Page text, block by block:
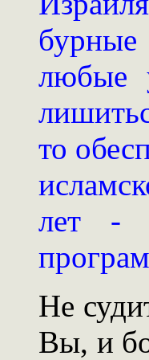
бурные
любые
то
лет -
Не
Вы, и